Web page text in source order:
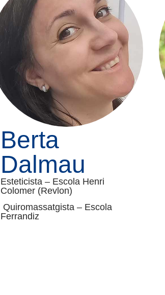
Berta
Dalmau
Esteticista – Escola Henri
Colomer (Revlon)
Quiromassatgista – Escola
Ferrandiz